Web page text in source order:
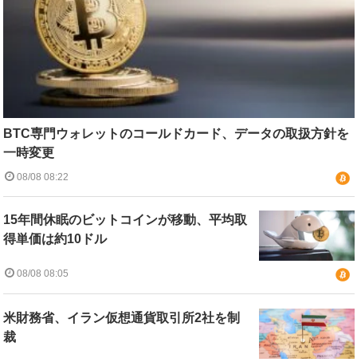
BTC専門ウォレットのコールドカード、データの取扱方針を
一時変更
08/08 08:22
15年間休眠のビットコインが移動、平均取
得単価は約10ドル
08/08 08:05
米財務省、イラン仮想通貨取引所2社を制
裁